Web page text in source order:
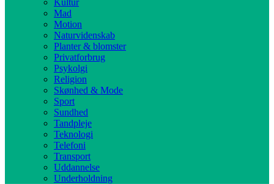
Kultur
Mad
Motion
Naturvidenskab
Planter & blomster
Privatforbrug
Psykolgi
Religion
Skønhed & Mode
Sport
Sundhed
Tandpleje
Teknologi
Telefoni
Transport
Uddannelse
Underholdning